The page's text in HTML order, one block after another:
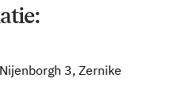
3, Zernike